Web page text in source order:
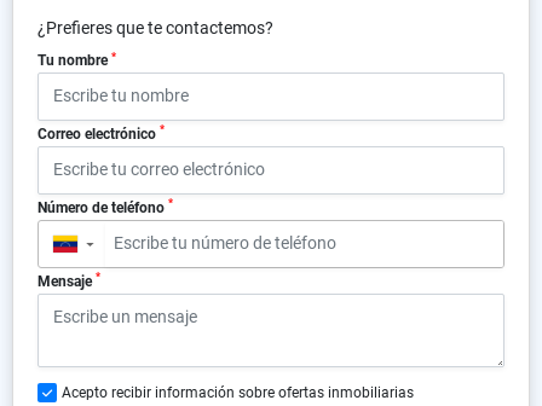
¿Prefieres que te contactemos?
Tu nombre *
Correo electrónico *
Número de teléfono *
▼
Mensaje *
Acepto recibir información sobre ofertas inmobiliarias